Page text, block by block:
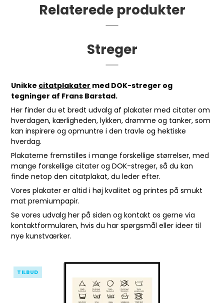
Relaterede produkter
Streger
Unikke citatplakater med DOK-streger og
tegninger af Frans Barstad.
Her finder du et bredt udvalg af plakater med citater om
hverdagen, kærligheden, lykken, drømme og tanker, som
kan inspirere og opmuntre i den travle og hektiske
hverdag.
Plakaterne fremstilles i mange forskellige størrelser, med
mange forskellige citater og DOK-streger, så du kan
finde netop den citatplakat, du leder efter.
Vores plakater er altid i høj kvalitet og printes på smukt
mat premiumpapir.
Se vores udvalg her på siden og kontakt os gerne via
kontaktformularen, hvis du har spørgsmål eller ideer til
nye kunstværker.
TILBUD